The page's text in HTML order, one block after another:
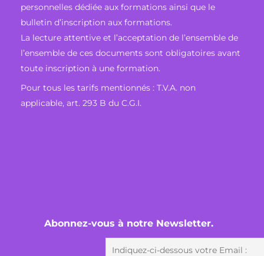
personnelles dédiée aux formations ainsi que le
bulletin d’inscription aux formations.
La lecture attentive et l’acceptation de l’ensemble de
l’ensemble de ces documents sont obligatoires avant
toute inscription à une formation.
Pour tous les tarifs mentionnés : T.V.A. non
applicable, art. 293 B du C.G.I.
Abonnez-vous à notre Newsletter.